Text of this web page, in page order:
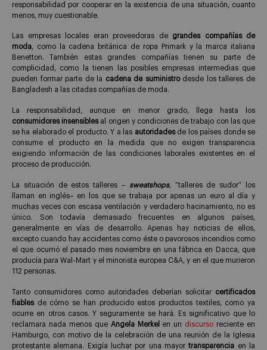
responsabilidad por cooperar en la existencia de una situación, cuanto
menos, muy cuestionable.
Las empresas locales eran proveedoras de grandes compañías de
moda, como la cadena británica de ropa Primark y la marca italiana
Benetton. También estas grandes compañías tienen su parte de
complicidad, como la tienen las posibles empresas intermedias que
pueden formar parte de la cadena de suministro desde los talleres de
Bangladesh a las citadas compañías de moda.
La responsabilidad, aunque en menor grado, llega hasta los
consumidores insensiblesal origen y condiciones de trabajo con las que
se ha elaborado el producto. Y a las autoridades de los países donde se
consume el producto en la medida que no exigen transparencia
exigiendo información de las condiciones laborales existentes en el
proceso de producción.
La situación de estos talleres – sweatshops, “talleres de sudor” los
llaman en inglés– en los que se trabaja por apenas un euro al día y
muchas veces con escasa ventilación y verdadero hacinamiento, no es
único. Son todavía demasiado frecuentes en algunos países,
generalmente en vías de desarrollo. Apenas hay noticias de ellos,
excepto cuando hay accidentes como éste o pavorosos incendios como
el que ocurrió el pasado mes noviembre en una fábrica en Dacca, que
producía para Wal-Mart y el minorista europea C&A, y en el que murieron
112 personas.
Tanto consumidores como autoridades deberían solicitar certificados
fiables de cómo se han producido estos productos textiles, como ya
ocurre en otros casos. Y seguramente se hará. Es significativo que lo
reclamara nada menos que Angela Merkel en un discurso reciente en
Hamburgo, con motivo de la celebración de una reunión de la Iglesia
protestante alemana. Exigía luchar por una mayortransparencia en la